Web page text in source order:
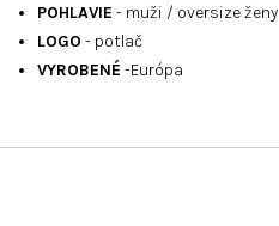
POHLAVIE - muži / oversize ženy
LOGO - potlač
VYROBENÉ -Európa